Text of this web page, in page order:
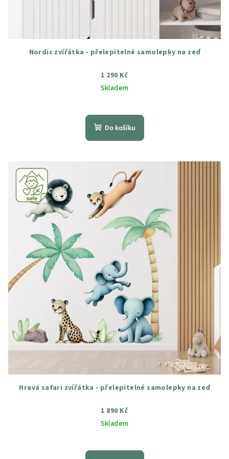
Nordic zvířátka - přelepitelné samolepky na zeď
1 290 Kč
Skladem
hodnocení
produktu
hvězdiček.
Do košíku
Hravá safari zvířátka - přelepitelné samolepky na zeď
1 890 Kč
Skladem
hodnocení